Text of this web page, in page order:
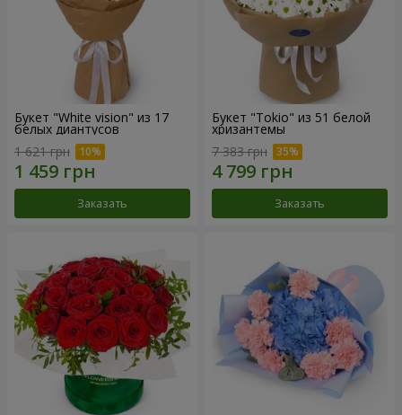
Букет "White vision" из 17
белых диантусов
1 621 грн
Заказать
Букет "Tokio" из 51 белой
хризантемы
7 383 грн
Заказать